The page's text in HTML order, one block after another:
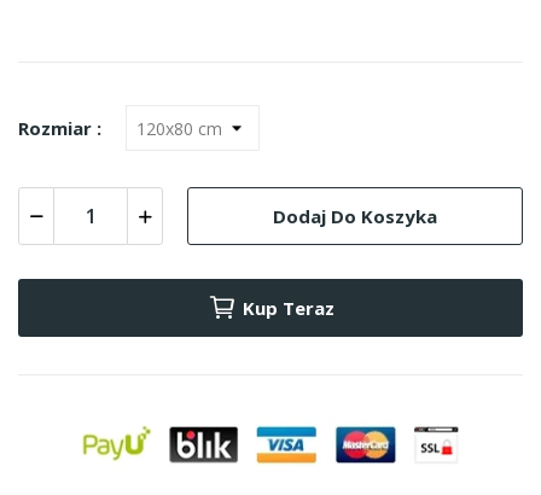
Rozmiar :
Dodaj Do Koszyka
Kup Teraz